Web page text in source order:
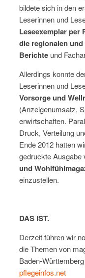
bildete sich in den
Leserinnen und
Leseexemplar per
die regionalen
Berichte und
Allerdings konnte
Leserinnen und
Vorsorge und
(Anzeigenumsatz,
erwirtschaften.
Druck, Verteilung
Ende 2012 hatten
gedruckte Ausgabe
und
einzustellen.
DAS IST.
Derzeit führen wir
die Themen von
Baden-
pflegeinfos.net